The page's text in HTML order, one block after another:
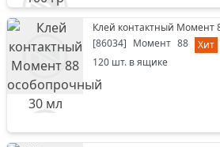
Клей контактный Момент
[86034] Момент 88
Хит
120 шт. в ящике